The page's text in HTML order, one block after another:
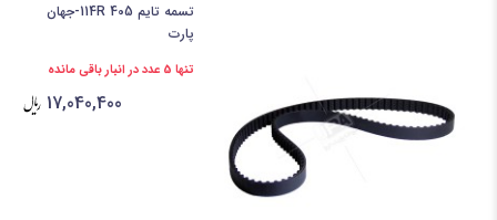
تسمه تایم 405 114R-جهان
پارت
تنها 5 عدد در انبار باقی مانده
17,040,400